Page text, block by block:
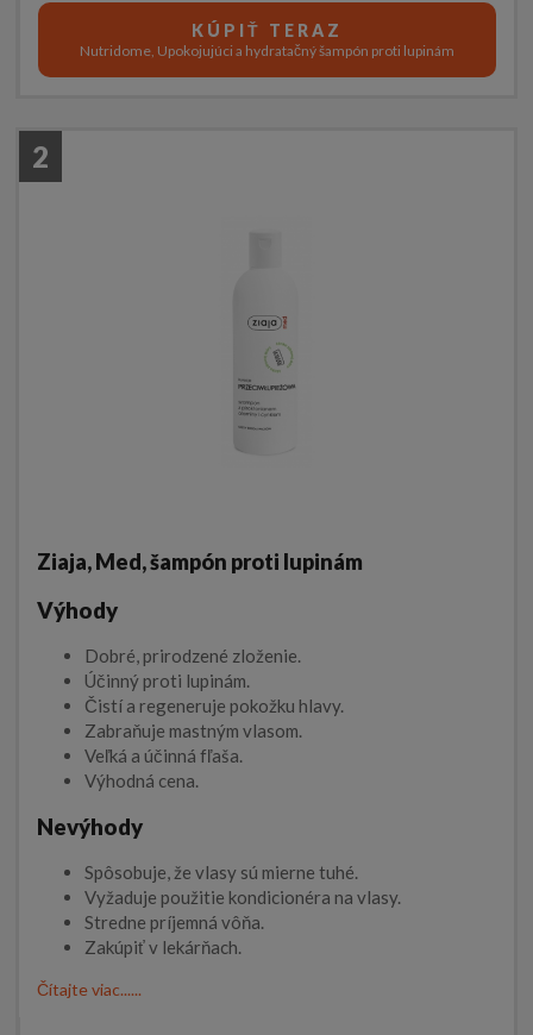
KÚPIŤ TERAZ
Nutridome, Upokojujúci a hydratačný šampón proti lupinám
2
Ziaja, Med, šampón proti lupinám
Výhody
Dobré, prirodzené zloženie.
Účinný proti lupinám.
Čistí a regeneruje pokožku hlavy.
Zabraňuje mastným vlasom.
Veľká a účinná fľaša.
Výhodná cena.
Nevýhody
Spôsobuje, že vlasy sú mierne tuhé.
Vyžaduje použitie kondicionéra na vlasy.
Stredne príjemná vôňa.
Zakúpiť v lekárňach.
Čítajte viac......